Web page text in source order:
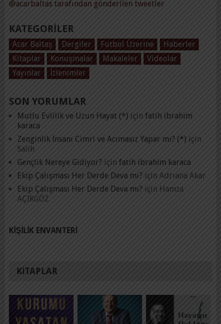
@acarbaltas tarafından gönderilen tweetler
KATEGORILER
Acar Baltaş Dergiler Futbol Üzerine
Haberler
Kitaplar
Konuşmalar Makaleler
Videolar
Yayınlar
İzlenimler
SON YORUMLAR
Mutlu Evlilik ve Uzun Hayat (*) için fatih ibrahim
karaca
Zenginlik İnsanı Cimri ve Acımasız Yapar mı? (*) için
Salih
Gençlik Nereye Gidiyor? için fatih ibrahim karaca
Ekip Çalışması Her Derde Deva mı? için Adrıana Akar
Ekip Çalışması Her Derde Deva mı? için Hamza
AÇIKGÖZ
KIŞILIK ENVANTERI
KITAPLAR